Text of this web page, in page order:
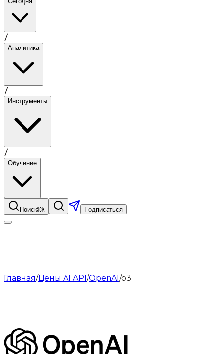
/
Аналитика
/
Инструменты
/
Обучение
Поиск⌘K Подписаться
Главная/Цены AI API/OpenAI/o3